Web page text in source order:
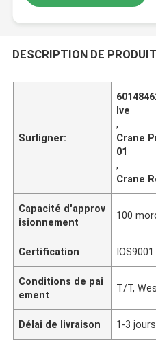
DESCRIPTION DE PRODUIT
Surligner:
lve
,
Crane
01
,
Crane
Capacité d'approv
isionnement
100
Certification IOS9001
Conditions de pai
ement
T/T,
Délai de livraison 1-3 jours